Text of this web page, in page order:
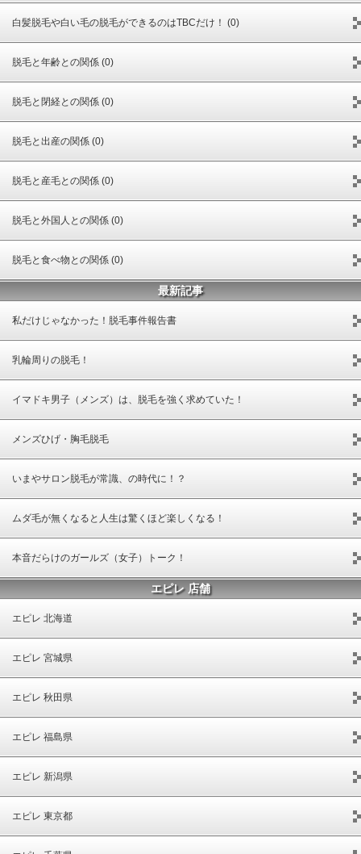
白髪脱毛や白い毛の脱毛ができるのはTBCだけ！ (0)
脱毛と年齢との関係 (0)
脱毛と閉経との関係 (0)
脱毛と出産の関係 (0)
脱毛と産毛との関係 (0)
脱毛と外国人との関係 (0)
脱毛と食べ物との関係 (0)
最新記事
私だけじゃなかった！脱毛事件報告書
乳輪周りの脱毛！
イマドキ男子（メンズ）は、脱毛を強く求めていた！
メンズひげ・胸毛脱毛
いまやサロン脱毛が常識、の時代に！？
ムダ毛が無くなると人生は驚くほど楽しくなる！
本音だらけのガールズ（女子）トーク！
エピレ 店舗
エピレ 北海道
エピレ 宮城県
エピレ 秋田県
エピレ 福島県
エピレ 新潟県
エピレ 東京都